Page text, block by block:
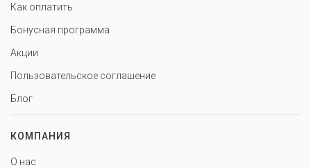
Как оплатить
Бонусная программа
Акции
Пользовательское соглашение
Блог
КОМПАНИЯ
О нас